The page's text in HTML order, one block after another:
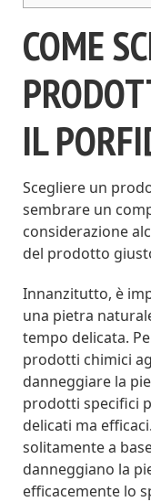
COME
IL
Scegliere un
sembrare un
considerazione
del prodotto
Innanzitutto, è
una pietra
tempo delicata.
prodotti chimici
danneggiare la
prodotti specifici
delicati ma
solitamente a
danneggiano la
efficacemente lo